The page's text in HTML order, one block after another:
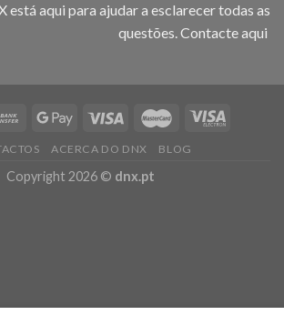
está aqui para ajudar a esclarecer todas as
questões.Contacte aqui
ACERCA DO DNX BLOG
Copyright 2026 © dnx.pt